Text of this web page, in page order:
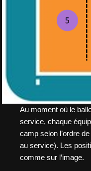
Au moment où le
service, chaque
camp selon l’ordre
au service). Les
comme sur l’image.